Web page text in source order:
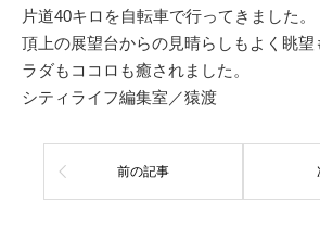
片道40キロを自転車で行ってきました。
頂上の展望台からの見晴らしもよく眺望
ラダもココロも癒されました。
シティライフ編集室／猿渡
前の記事